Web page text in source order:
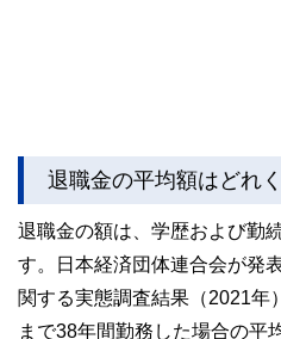
退職金の平均額はどれ
退職金の額は、学歴および勤
す。日本経済団体連合会が発
関する実態調査結果（2021年
まで38年間勤務した場合の平